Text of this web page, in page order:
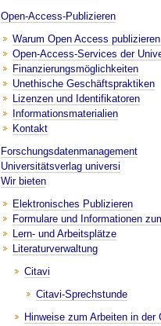
Open-Access-Publizieren
Warum Open Access
Open-Access-Services der
Finanzierungsmöglichkeiten
Unethische Geschäftspraktiken
Lizenzen und Identifikatoren
Informationsmaterialien
Kontakt
Forschungsdatenmanagement
Universitätsverlag universi
Wir bieten
Elektronisches Publizieren
Formulare und Informationen
Lern- und Arbeitsplätze
Literaturverwaltung
Citavi
Citavi-Sprechstunde
Hinweise zum Arbeiten in der